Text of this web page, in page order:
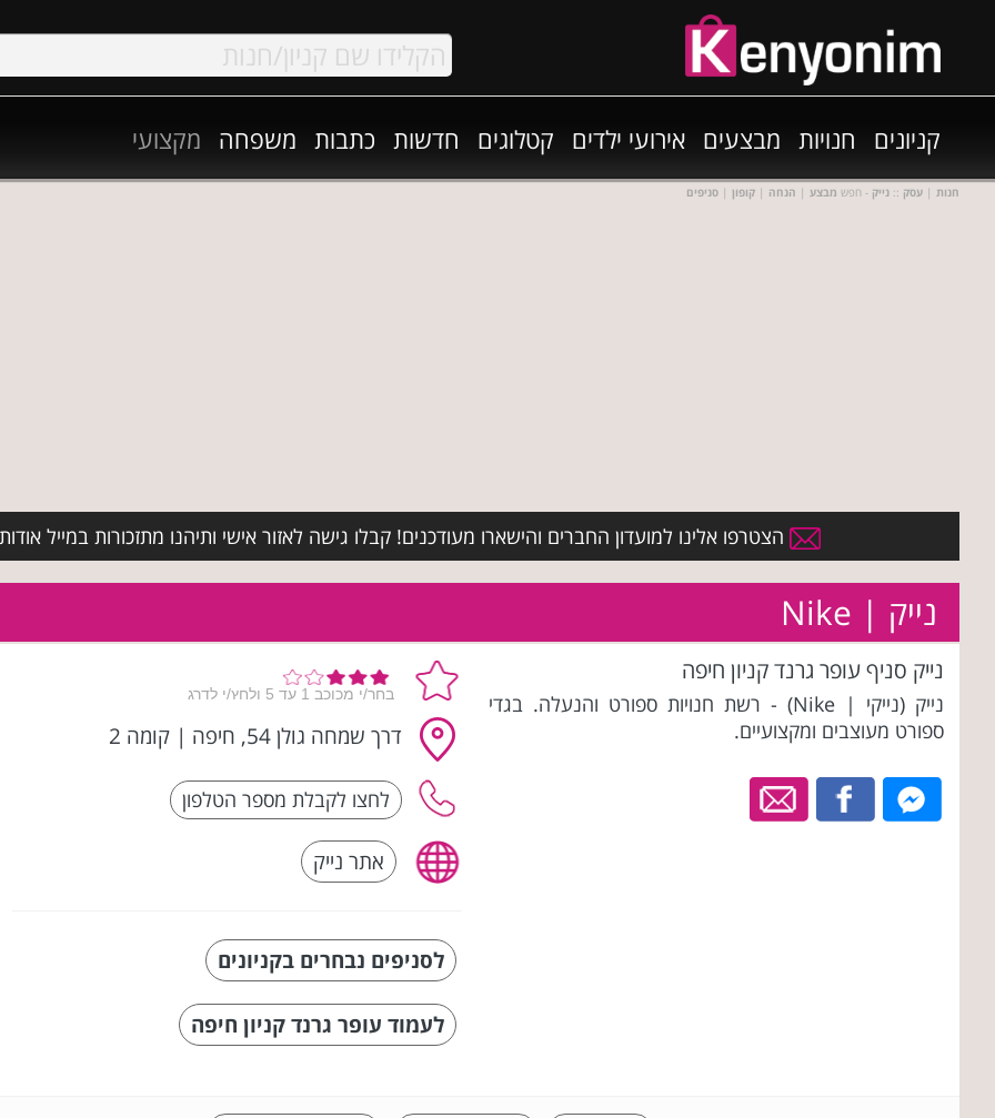
קניונים חנויות מבצעים אירועי ילדים קטלוגים חדשות כתבות משפחה מקצועי
חנות | עסק :: נייק - חפש מבצע | הנחה | קופון | סניפים
הצטרפו אלינו למועדון החברים והישארו מעודכנים! קבלו גישה לאזור אישי ותיהנו מתזכורות במייל
נייק | Nike
נייק סניף עופר גרנד קניון חיפה
נייק (נייקי | Nike) - רשת חנויות ספורט והנעלה. בגדי
ספורט מעוצבים ומקצועיים.
דרך שמחה גולן 54, חיפה | קומה 2
אתר נייק
לסניפים נבחרים בקניונים
לעמוד עופר גרנד קניון חיפה